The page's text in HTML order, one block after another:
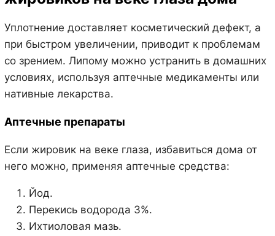
Уплотнение доставляет косметический дефект, а
при быстром увеличении, приводит к проблемам
со зрением. Липому можно устранить в домашних
условиях, используя аптечные медикаменты или
нативные лекарства.
Аптечные препараты
Если жировик на веке глаза, избавиться дома от
него можно, применяя аптечные средства:
Йод.
Перекись водорода 3%.
Ихтиоловая мазь.